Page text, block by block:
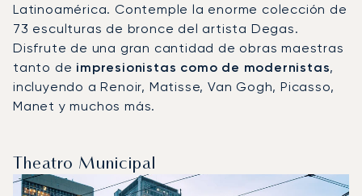
Latinoamérica. Contemple la enorme colección de
73 esculturas de bronce del artista Degas.
Disfrute de una gran cantidad de obras maestras
tanto de impresionistas como de modernistas,
incluyendo a Renoir, Matisse, Van Gogh, Picasso,
Manet y muchos más.
Theatro Municipal